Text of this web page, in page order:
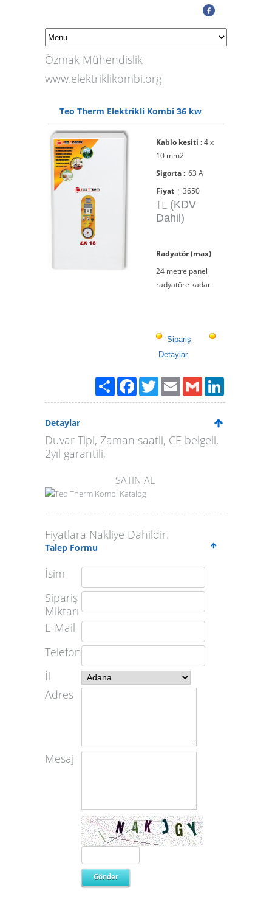
Özmak Mühendislik
www.elektriklikombi.org
Teo Therm Elektrikli Kombi 36 kw
Kablo kesiti :4 x
10 mm2
Sigorta : 63 A
Fiyat : 3650
TL (KDV
Dahil)
Radyatör (max)
24 metre panel
radyatöre kadar
Sipariş
Detaylar
PaylaşFacebook
TwitterEmailGmail
Detaylar
Duvar Tipi, Zaman saatli, CE belgeli,
2yıl garantili,
SATIN AL
Teo Therm Kombi Katalog
Fiyatlara Nakliye Dahildir.
Talep Formu
İsim
Sipariş
Miktarı
E-Mail
Telefon
İl
Adres
Mesaj